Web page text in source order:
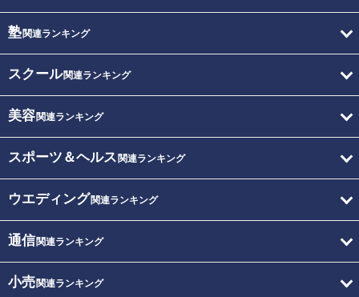
塾関連ランキング
スクール関連ランキング
美容関連ランキング
スポーツ＆ヘルス 関連ランキング
ウエディング関連ランキング
通信関連ランキング
小売関連ランキング